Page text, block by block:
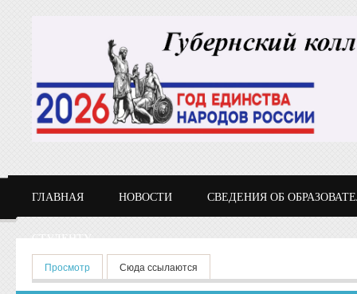
ГЛАВНАЯ НОВОСТИ СВЕДЕНИЯ ОБ
СТУДЕНТУ
Главные вкладки
Просмотр (активная вкладка)
Сюда ссылаются